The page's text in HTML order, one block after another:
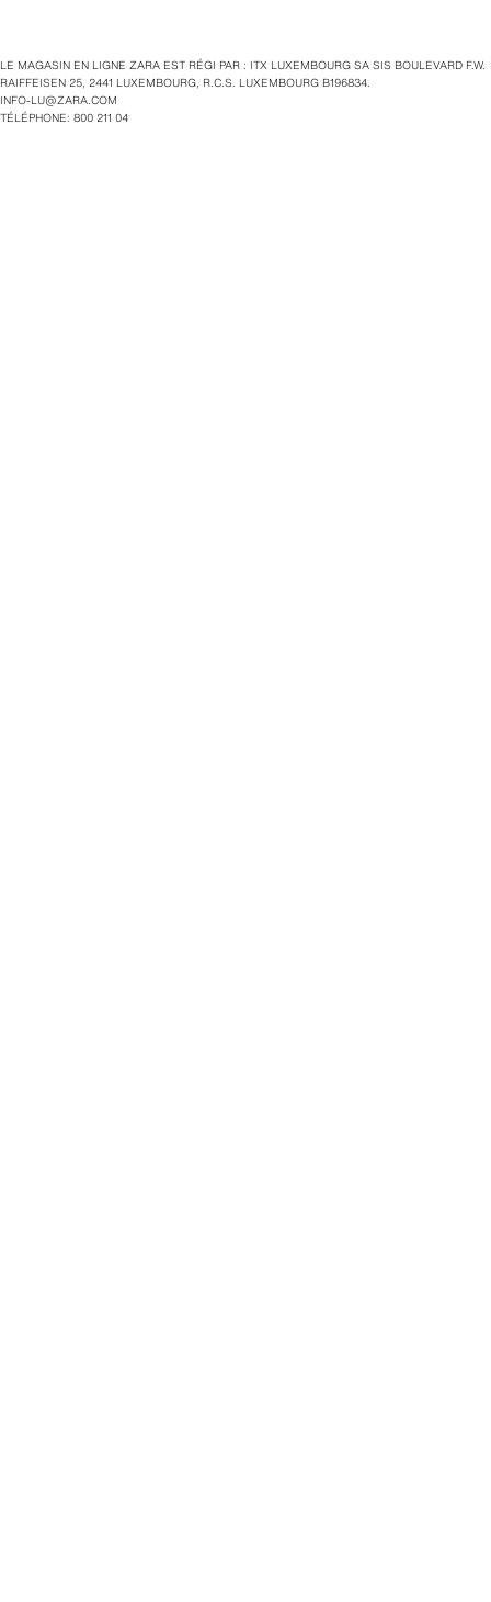
LE MAGASIN EN LIGNE ZARA EST RÉGI PAR : ITX LUXEMBOURG SA SIS BOULEVARD F.W.
RAIFFEISEN 25, 2441 LUXEMBOURG, R.C.S. LUXEMBOURG B196834.
INFO-LU@ZARA.COM
TÉLÉPHONE: 800 211 04